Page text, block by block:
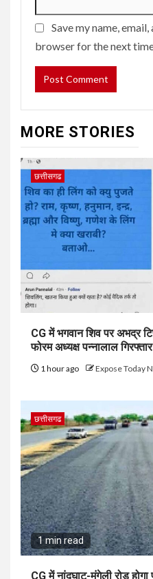
Save my name,
browser for the next
MORE STORIES
छत्तीसगढ
CG में भगवान शिव पर अभद्र
फोरम अध्यक्ष पन्नालाल गिरफ्तार
1 hour ago Expose Today
छत्तीसगढ
1 min read
CG में नांदघाट-मुंगेली रोड